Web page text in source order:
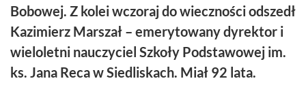
Bobowej. Z kolei wczoraj do wieczności odszedł
Kazimierz Marszał – emerytowany dyrektor i
wieloletni nauczyciel Szkoły Podstawowej im.
ks. Jana Reca w Siedliskach. Miał 92 lata.